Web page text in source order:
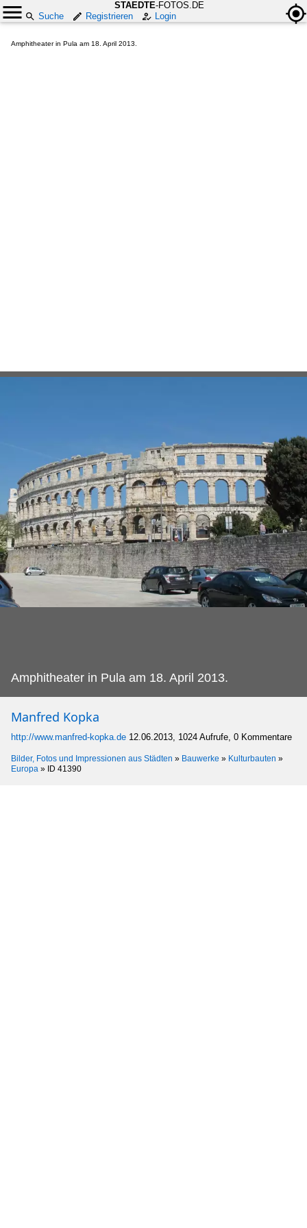
STAEDTE-FOTOS.DE
Suche
Registrieren Login
Amphitheater in Pula am 18. April 2013.
Amphitheater in Pula am 18. April 2013.
Manfred Kopka
http://www.manfred-kopka.de 12.06.2013, 1024 Aufrufe, 0 Kommentare
Bilder, Fotos und Impressionen aus Städten » Bauwerke » Kulturbauten »
Europa » ID 41390